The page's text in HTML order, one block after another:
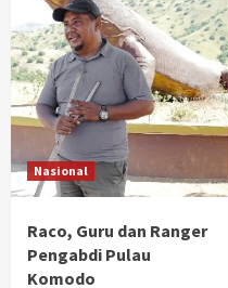
Nasional
Raco, Guru dan Ranger
Pengabdi Pulau
Komodo